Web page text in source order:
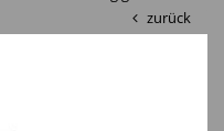
zurück